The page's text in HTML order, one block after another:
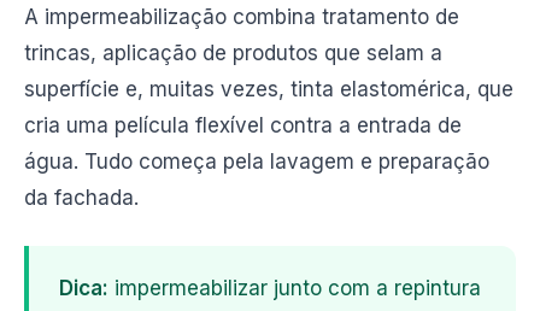
A impermeabilização combina tratamento de
trincas, aplicação de produtos que selam a
superfície e, muitas vezes, tinta elastomérica, que
cria uma película flexível contra a entrada de
água. Tudo começa pela lavagem e preparação
da fachada.
Dica: impermeabilizar junto com a repintura